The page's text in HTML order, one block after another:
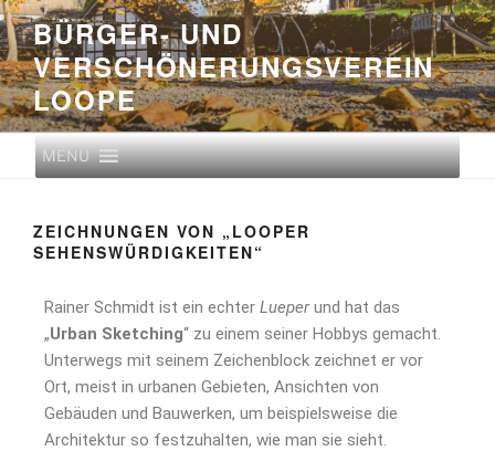
BÜRGER- UND
VERSCHÖNERUNGS­VEREIN
LOOPE
MENU
ZEICHNUNGEN VON „LOOPER
SEHENSWÜRDIGKEITEN“
Rainer Schmidt ist ein echter Lueperund hat das
„Urban Sketching“ zu einem seiner Hobbys gemacht.
Unterwegs mit seinem Zeichenblock zeichnet er vor
Ort, meist in urbanen Gebieten, Ansichten von
Gebäuden und Bauwerken, um beispielsweise die
Architektur so festzuhalten, wie man sie sieht.